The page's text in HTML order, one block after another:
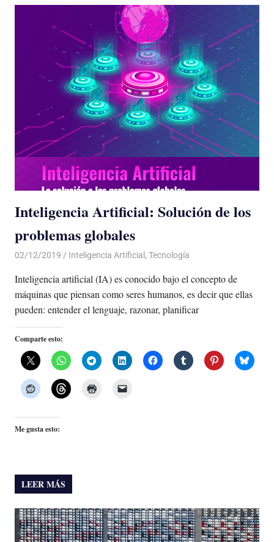
Inteligencia Artificial: Solución de los
problemas globales
02/12/2019 De todo un Poco
Inteligencia Artificial , Tecnología
Inteligencia artificial (IA) es conocido bajo el concepto de
máquinas que piensan como seres humanos, es decir que ellas
pueden: entender el lenguaje, razonar, planificar
Comparte esto:
Me gusta esto:
LEER MÁS